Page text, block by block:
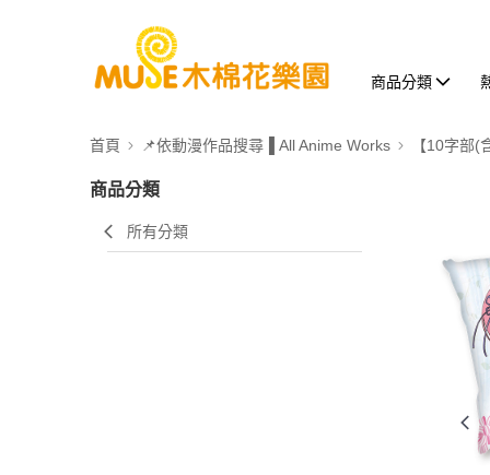
商品分類
首頁 📌依動漫作品搜尋▐ All Anime Works 【10字部(
商品分類
所有分類